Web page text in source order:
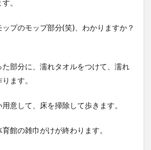
。
プのモップ部分(笑)、わかりますか？
た部分に、濡れタオルをつけて、濡れ
ます。
意して、床を掃除して歩きます。
館の雑巾がけが終わります。